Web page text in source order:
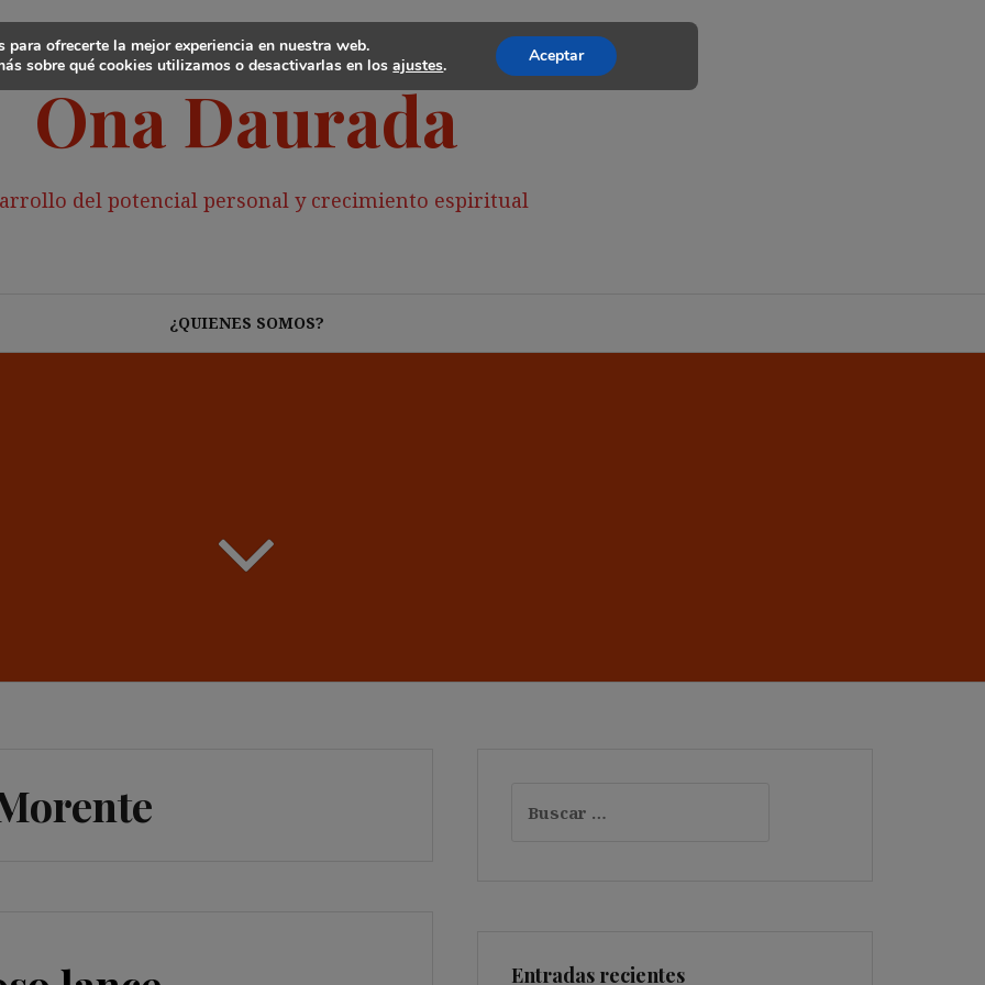
Ona Daurada
del potencial personal y crecimiento espiritual
¿QUIENES SOMOS?
Entradas recientes
para ofrecerte la mejor experiencia en nuestra web.
sobre qué cookies utilizamos o desactivarlas en losajustes. Aceptar